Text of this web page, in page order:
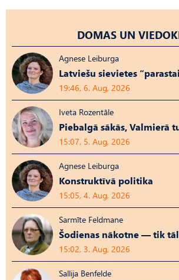
DOMAS UN
Agnese Leiburga
Latviešu sievietes
19:46, 6. Aug, 2026
Iveta Rozentāle
Piebalgā sākās, Valmierā
15:07, 5. Aug, 2026
Agnese Leiburga
Konstruktīvā politika
15:05, 4. Aug, 2026
Sarmīte Feldmane
Šodienas nākotne — tik
15:02, 3. Aug, 2026
Sallija Benfelde